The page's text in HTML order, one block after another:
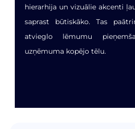
hierarhija un vizuālie akcenti
saprast būtiskāko. Tas
atvieglo lēmumu
uzņēmuma kopējo tēlu.